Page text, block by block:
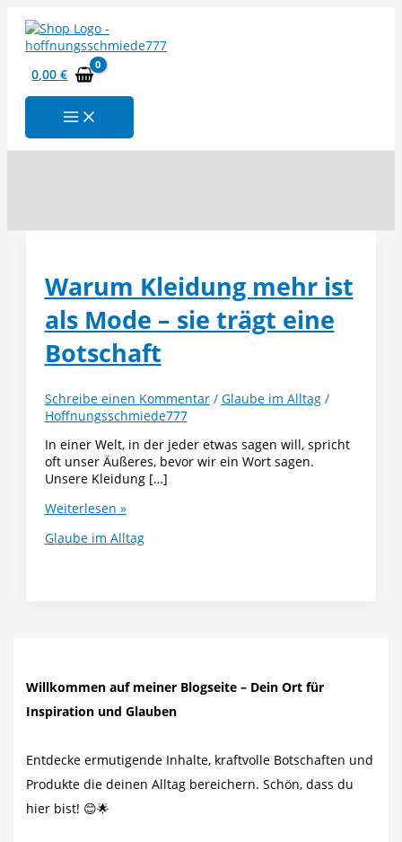
Inhalt
springen
0,00€
Warum Kleidung mehr ist
als Mode – sie trägt eine
Botschaft
Schreibe einen Kommentar / Glaube im Alltag/
Hoffnungsschmiede777
In einer Welt, in der jeder etwas sagen will, spricht
oft unser Äußeres, bevor wir ein Wort sagen.
Unsere Kleidung […]
Warum
mehr
Botschaft
Weiterlesen »
Glaube im Alltag
Willkommen auf meiner Blogseite – Dein Ort für
Inspiration und Glauben
Entdecke ermutigende Inhalte, kraftvolle Botschaften und
Produkte die deinen Alltag bereichern. Schön, dass du
hier bist! 😊🌟